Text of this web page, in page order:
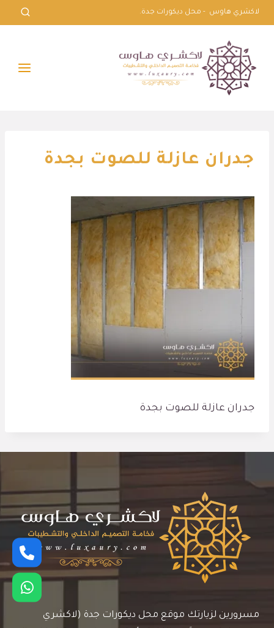
التجاوز
إلى
المحتوى
لاكشري هاوس - محل ديكورات جدة.
جدران عازلة للصوت بجدة
جدران عازلة للصوت بجدة
مسرورين لزيارتك موقع محل ديكورات جدة (لاكشري